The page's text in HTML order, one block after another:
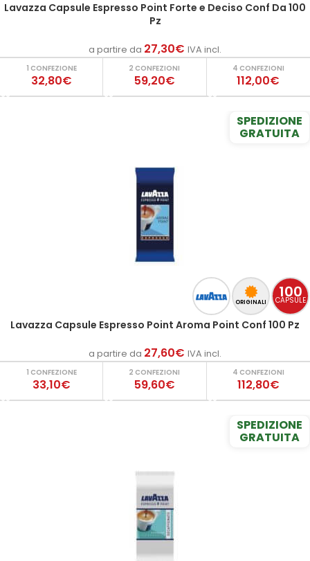
Lavazza Capsule Espresso Point Forte e Deciso Conf Da 100
Pz
a partire da 27,30€ IVA incl.
1 CONFEZIONE
32,80€
2 CONFEZIONI
59,20€
4 CONFEZIONI
112,00€
100
CAPSULE
ORIGINALI
SPEDIZIONE
GRATUITA
Lavazza Capsule Espresso Point Aroma Point Conf 100 Pz
a partire da 27,60€ IVA incl.
1 CONFEZIONE
33,10€
2 CONFEZIONI
59,60€
4 CONFEZIONI
112,80€
SPEDIZIONE
GRATUITA